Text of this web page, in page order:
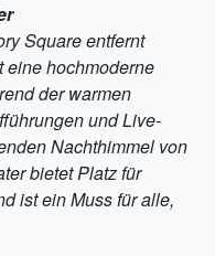
Square entfernt
eine hochmoderne
der warmen
und Live-
Nachthimmel von
bietet Platz für
ist ein Muss für alle,